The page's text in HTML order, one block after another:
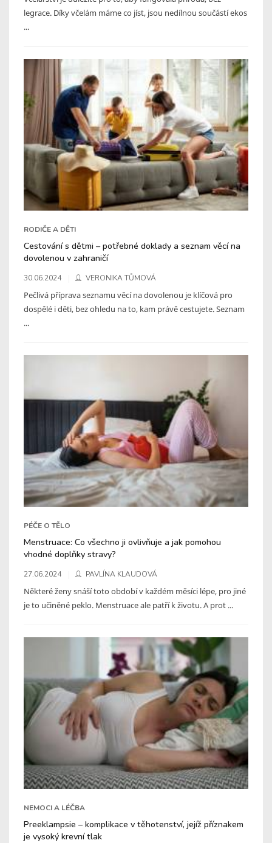
legrace. Díky včelám máme co jíst, jsou nedílnou součástí ekos
...
RODIČE A DĚTI
Cestování s dětmi – potřebné doklady a seznam věcí na
dovolenou v zahraničí
30.06.2024 VERONIKA TŮMOVÁ
Pečlivá příprava seznamu věcí na dovolenou je klíčová pro
dospělé i děti, bez ohledu na to, kam právě cestujete. Seznam
...
PÉČE O TĚLO
Menstruace: Co všechno ji ovlivňuje a jak pomohou
vhodné doplňky stravy?
27.06.2024 PAVLÍNA KLAUDOVÁ
Některé ženy snáší toto období v každém měsíci lépe, pro jiné
je to učiněné peklo. Menstruace ale patří k životu. A prot ...
NEMOCI A LÉČBA
Preeklampsie – komplikace v těhotenství, jejíž příznakem
je vysoký krevní tlak